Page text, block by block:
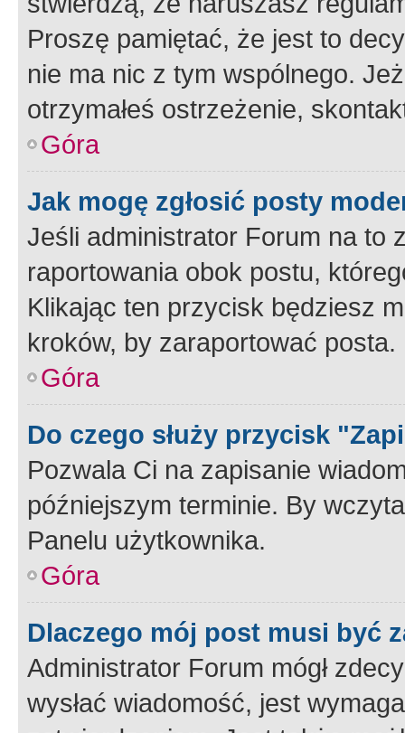
Proszę pamiętać, że jest to
nie ma nic z tym wspólnego.
otrzymałeś ostrzeżenie,
Góra
Jak mogę zgłosić posty
Jeśli administrator Forum na to
raportowania obok postu,
Klikając ten przycisk będziesz
kroków, by zaraportować posta.
Góra
Do czego służy przycisk
Pozwala Ci na zapisanie
późniejszym terminie. By
Panelu użytkownika.
Góra
Dlaczego mój post musi być
Administrator Forum mógł
wysłać wiadomość, jest